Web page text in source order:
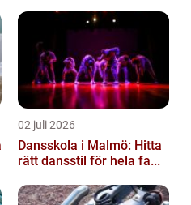
02 juli 2026
Dansskola i Malmö: Hitta
rätt dansstil för hela fa...